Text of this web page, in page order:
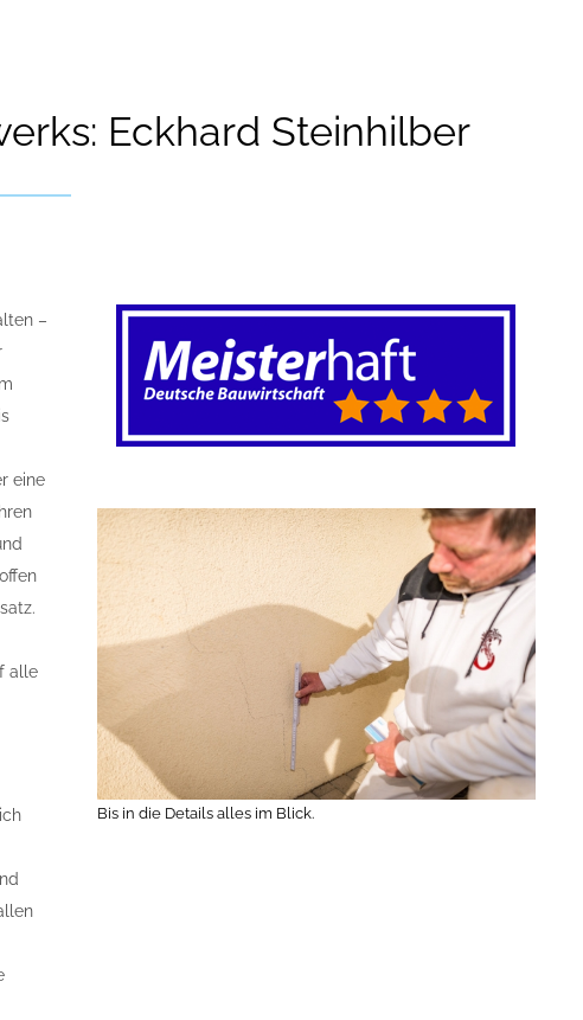
Eckhard Steinhilber
–
eine
alle
Bis in die Details alles im Blick.